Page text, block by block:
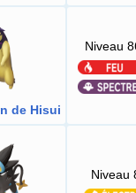
de Hisui
Niveau
Niveau